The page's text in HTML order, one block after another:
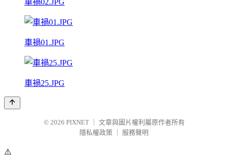
車禍01.JPG
車禍25.JPG
© 2026 PIXNET
文章與圖片權利屬原作者所有
隱私權政策
服務聲明
⚠️